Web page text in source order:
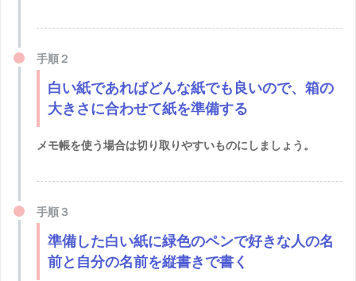
手順２
白い紙であればどんな紙でも良いので、箱の
大きさに合わせて紙を準備する
メモ帳を使う場合は切り取りやすいものにしましょう。
手順３
準備した白い紙に緑色のペンで好きな人の名
前と自分の名前を縦書きで書く